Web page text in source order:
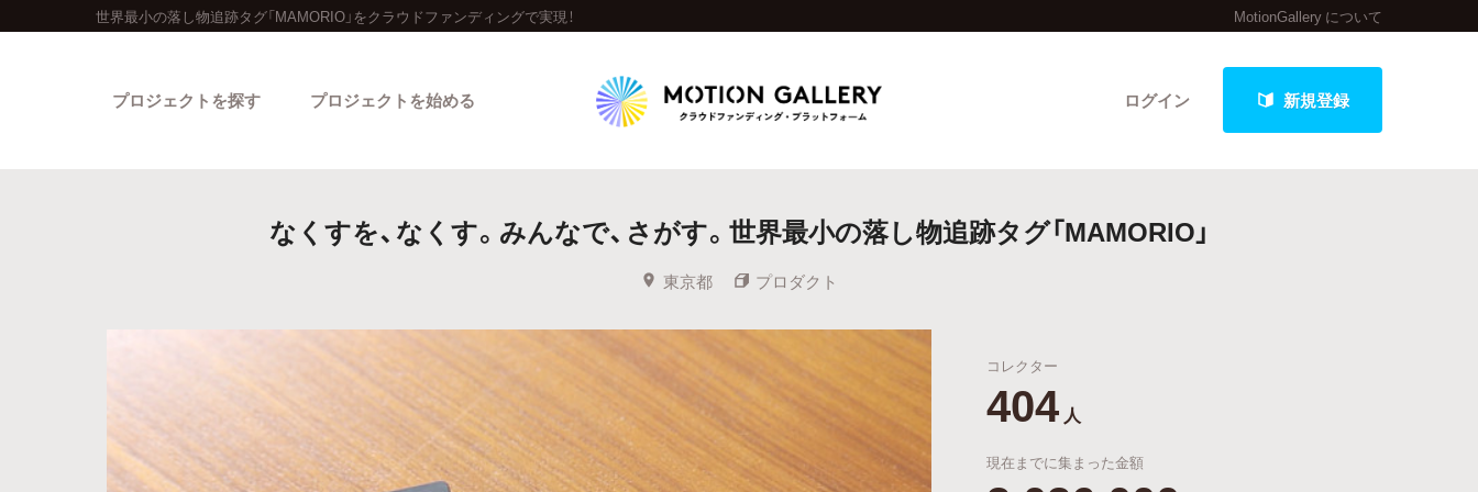
世界最小の落し物追跡タグ「MAMORIO」をクラウドファンディングで実現！ MotionGallery について
ログイン 新規登録
プロジェクトを探す
人気のプロジェクト 新着プロジェクト 終了間近のプロジェクト
Feature
カテゴリーから探す タグから探す 最新進捗報告から探す
Legendary
プロジェクトを始める
なくすを、なくす。みんなで、さがす。世界最小の落し物追跡タグ「MAMORIO」
東京都 プロダクト
コレクター
404 人
現在までに集まった金額